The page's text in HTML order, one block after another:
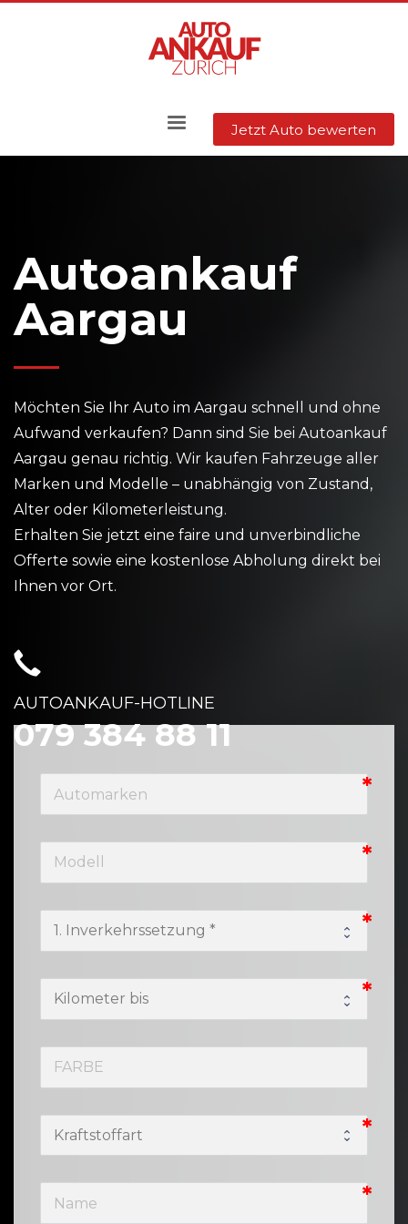
Jetzt Auto bewerten
Autoankauf
Aargau
Möchten Sie Ihr Auto im Aargau schnell und ohne
Aufwand verkaufen? Dann sind Sie bei Autoankauf
Aargau genau richtig. Wir kaufen Fahrzeuge aller
Marken und Modelle – unabhängig von Zustand,
Alter oder Kilometerleistung.
Erhalten Sie jetzt eine faire und unverbindliche
Offerte sowie eine kostenlose Abholung direkt bei
Ihnen vor Ort.
AUTOANKAUF-HOTLINE
079 384 88 11